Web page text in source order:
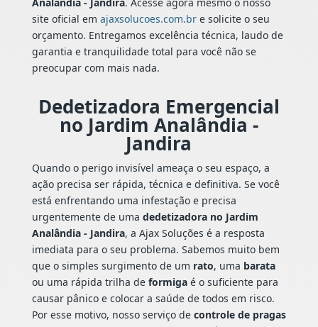
site oficial em ajaxsolucoes.com.bre solicite o seu
orçamento. Entregamos excelência técnica, laudo de
garantia e tranquilidade total para você não se
preocupar com mais nada.
Dedetizadora Emergencial
no Jardim Analândia -
Jandira
Quando o perigo invisível ameaça o seu espaço, a
ação precisa ser rápida, técnica e definitiva. Se você
está enfrentando uma infestação e precisa
urgentemente de uma dedetizadora no Jardim
Analândia - Jandira, a Ajax Soluções é a resposta
imediata para o seu problema. Sabemos muito bem
que o simples surgimento de um rato, uma barata
ou uma rápida trilha de formigaé o suficiente para
causar pânico e colocar a saúde de todos em risco.
Por esse motivo, nosso serviço de controle de pragas